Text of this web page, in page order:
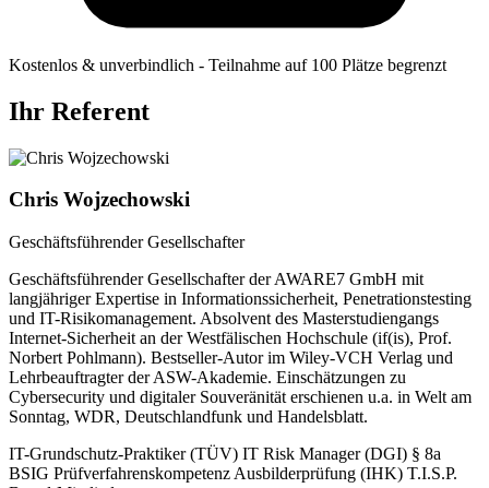
Kostenlos & unverbindlich - Teilnahme auf 100 Plätze begrenzt
Ihr Referent
Chris Wojzechowski
Geschäftsführender Gesellschafter
Geschäftsführender Gesellschafter der AWARE7 GmbH mit
langjähriger Expertise in Informationssicherheit, Penetrationstesting
und IT-Risikomanagement. Absolvent des Masterstudiengangs
Internet-Sicherheit an der Westfälischen Hochschule (if(is), Prof.
Norbert Pohlmann). Bestseller-Autor im Wiley-VCH Verlag und
Lehrbeauftragter der ASW-Akademie. Einschätzungen zu
Cybersecurity und digitaler Souveränität erschienen u.a. in Welt am
Sonntag, WDR, Deutschlandfunk und Handelsblatt.
IT-Grundschutz-Praktiker (TÜV) IT Risk Manager (DGI) § 8a
BSIG Prüfverfahrenskompetenz Ausbilderprüfung (IHK) T.I.S.P.